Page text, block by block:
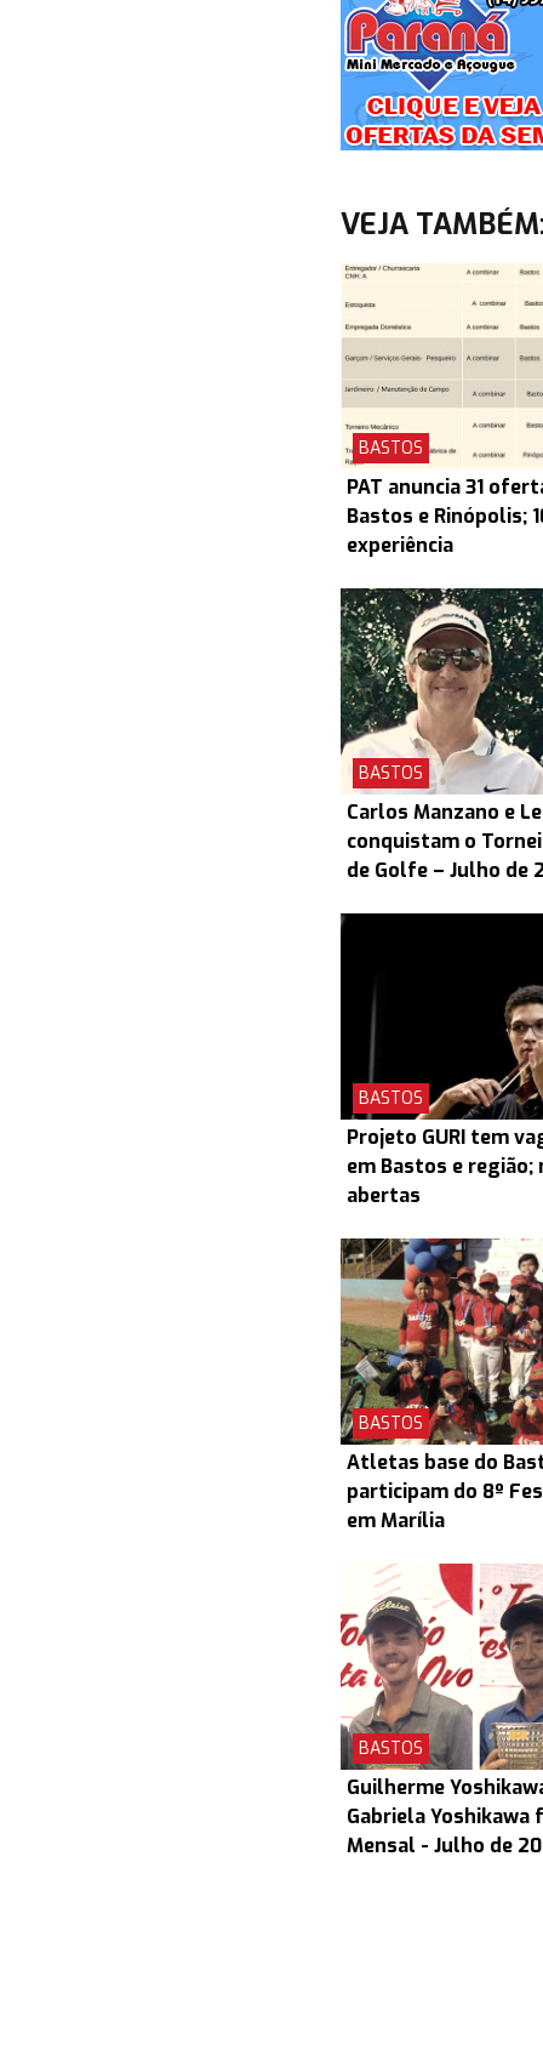
VEJA
BASTOS
PAT anuncia 31
Bastos e Rinópolis;
experiência
BASTOS
Carlos Manzano e
conquistam o
de Golfe – Julho de
BASTOS
Projeto GURI tem
em Bastos e
abertas
BASTOS
Atletas base do
participam do 8º
em Marília
BASTOS
Guilherme
Gabriela
Mensal - Julho de